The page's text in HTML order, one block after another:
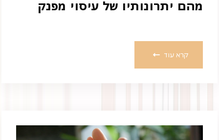
מהם יתרונותיו של עיסוי מפנק
קרא עוד